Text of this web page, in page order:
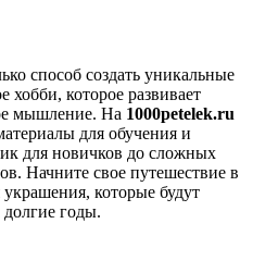
способ создать уникальные
хобби, которое развивает
мышление. На 1000petelek.ru
для обучения и
для новичков до сложных
Начните свое путешествие в
которые будут
годы.